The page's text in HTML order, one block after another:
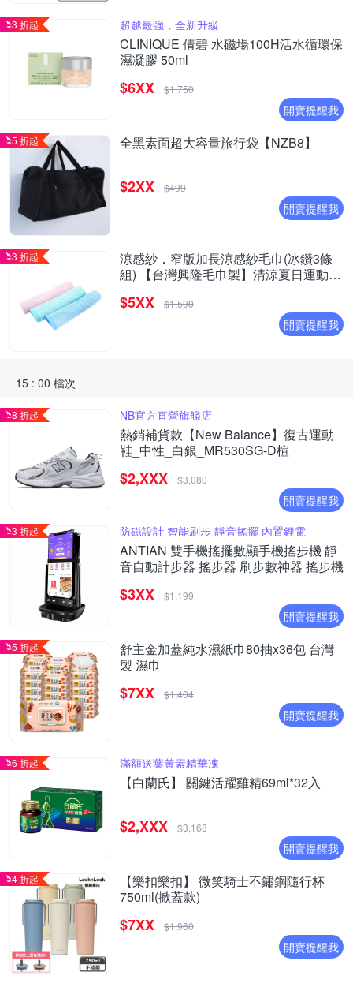
3 折起 超越最強，全新升級
CLINIQUE 倩碧 水磁場100H活水循環保
濕凝膠 50ml
$6XX $1,750
開賣提醒我
5 折起 全黑素面超大容量旅行袋【NZB8】
$2XX $499
開賣提醒我
3 折起
涼感紗．窄版加長涼感紗毛巾(冰鑽3條
組) 【台灣興隆毛巾製】清涼夏日運動必
$5XX $1,500
開賣提醒我
15 : 00 檔次
8 折起 NB官方直營旗艦店
熱銷補貨款【New Balance】復古運動
鞋_中性_白銀_MR530SG-D楦
$2,XXX $3,080
開賣提醒我
3 折起 防磁設計 智能刷步 靜音搖擺 內置鋰電
ANTIAN 雙手機搖擺數顯手機搖步機 靜
音自動計步器 搖步器 刷步數神器 搖步機
$3XX $1,199
開賣提醒我
5 折起
舒主金加蓋純水濕紙巾80抽x36包 台灣
製 濕巾
$7XX $1,404
開賣提醒我
6 折起 滿額送葉黃素精華凍
【白蘭氏】 關鍵活躍雞精69ml*32入
$2,XXX $3,168
開賣提醒我
4 折起
【樂扣樂扣】 微笑騎士不鏽鋼隨行杯
750ml(掀蓋款)
$7XX $1,960
開賣提醒我